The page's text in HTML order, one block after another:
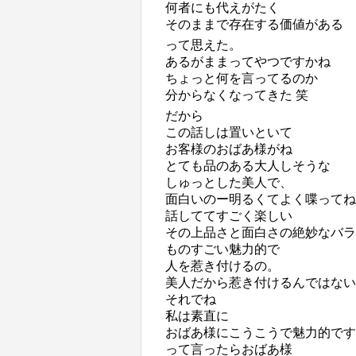
何者にも代えがたく
そのままで存在する価値がある
って思えた。
あるがままってやつですかね
ちょっと何を言ってるのか
分からなくなってきた 笑
だから
この話しは置いといて
お客様のおばあ様がね
とても品のある大人しそうな
しゅっとした美人で、
面白いのー明るくてよく喋ってね
話しててすごく楽しい
その上品さと面白さの絶妙なバ
ものすごい魅力的で
人を惹き付けるの。
美人だから惹き付けるんではない
それでね
私は素直に
おばあ様にこうこうで魅力的です
って言ったらおばあ様